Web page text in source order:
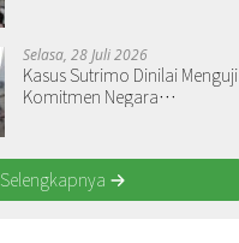
Selasa, 28 Juli 2026
Kasus Sutrimo Dinilai Menguji
Komitmen Negara
Selengkapnya